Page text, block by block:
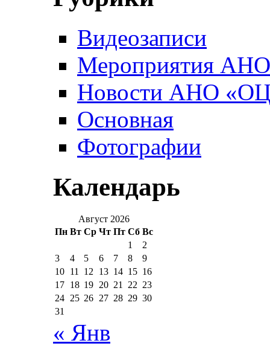
Видеозаписи
Мероприятия
Новости АНО
Основная
Фотографии
Календарь
Август 2026
Пн Вт Ср Чт Пт Сб Вс
1
2
3
4 5 6 7 8
9
10 11 12 13 14 15 16
17 18 19 20 21 22 23
24 25 26 27 28 29 30
31
« Янв